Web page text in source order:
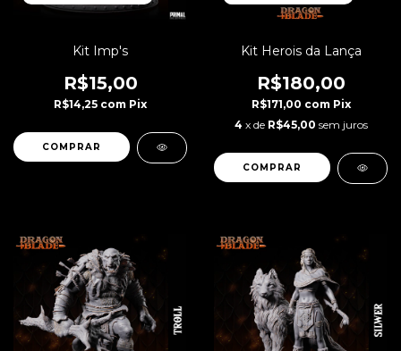
Kit Imp's
R$15,00
R$14,25 com Pix
COMPRAR
Kit Herois da Lança
R$180,00
R$171,00 com Pix
4 x de R$45,00 sem juros